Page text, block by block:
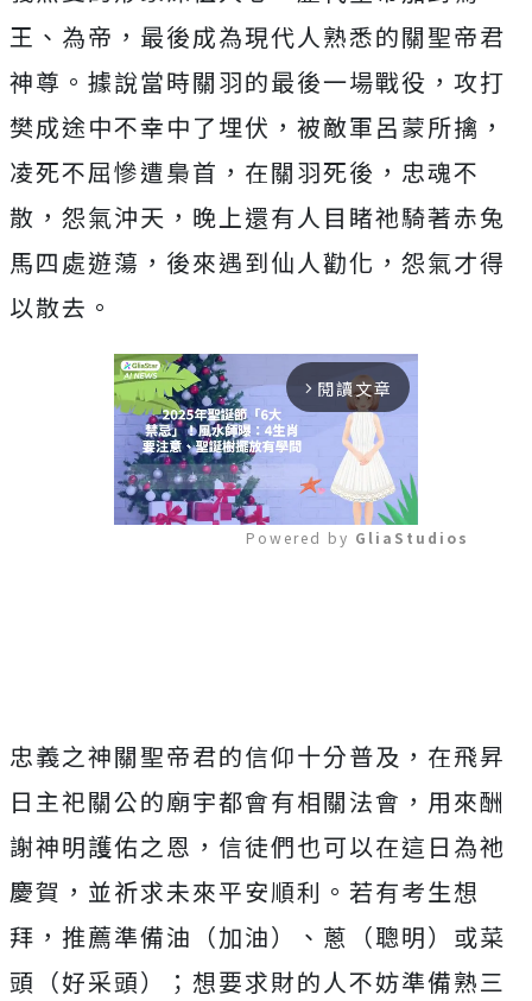
王、為帝，最後成為現代人熟悉的關聖帝君
神尊。據說當時關羽的最後一場戰役，攻打
樊成途中不幸中了埋伏，被敵軍呂蒙所擒，
凌死不屈慘遭梟首，在關羽死後，忠魂不
散，怨氣沖天，晚上還有人目睹祂騎著赤兔
馬四處遊蕩，後來遇到仙人勸化，怨氣才得
以散去。
arrow_forward_ios 閱讀文章
Powered by GliaStudios
忠義之神關聖帝君的信仰十分普及，在飛昇
日主祀關公的廟宇都會有相關法會，用來酬
謝神明護佑之恩，信徒們也可以在這日為祂
慶賀，並祈求未來平安順利。若有考生想
拜，推薦準備油（加油）、蔥（聰明）或菜
頭（好采頭）；想要求財的人不妨準備熟三